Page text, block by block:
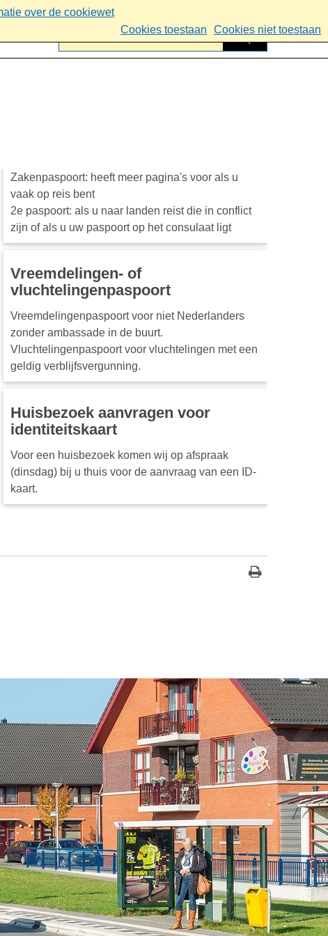
over de cookiewet
Cookies toestaan
Cookies niet toestaan
Zakenpaspoort: heeft meer pagina's voor als u
vaak op reis bent
2e paspoort: als u naar landen reist die in conflict
zijn of als u uw paspoort op het consulaat ligt
Vreemdelingen- of
vluchtelingenpaspoort
Vreemdelingenpaspoort voor niet Nederlanders
zonder ambassade in de buurt.
Vluchtelingenpaspoort voor vluchtelingen met een
geldig verblijfsvergunning.
Huisbezoek aanvragen voor
identiteitskaart
Voor een huisbezoek komen wij op afspraak
(dinsdag) bij u thuis voor de aanvraag van een ID-
kaart.